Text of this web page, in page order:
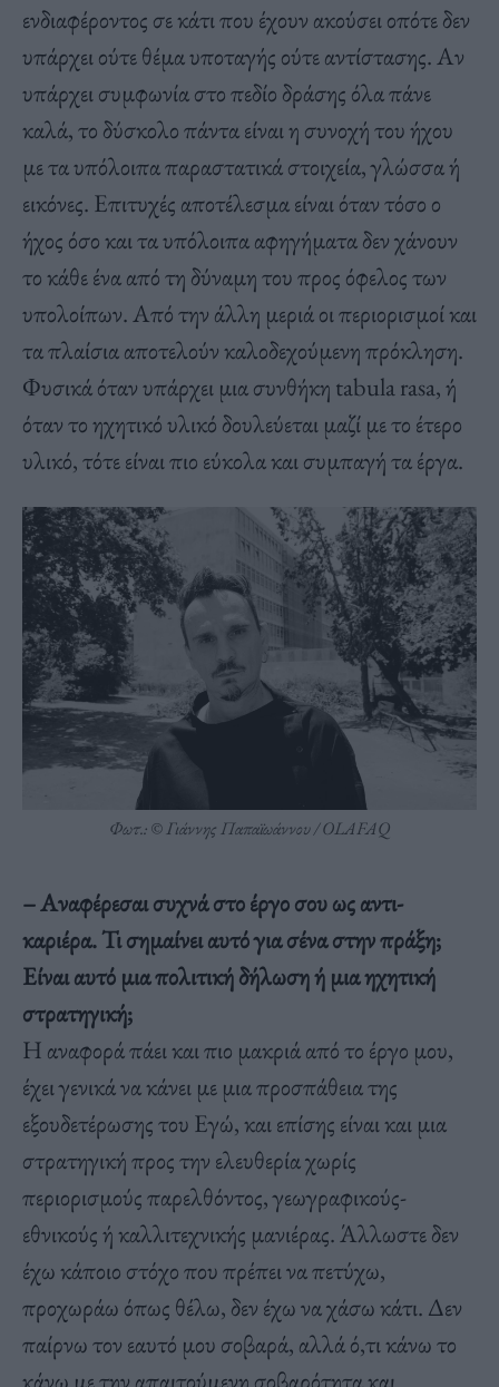
ενδιαφέροντος σε κάτι που έχουν ακούσει οπότε δεν
υπάρχει ούτε θέμα υποταγής ούτε αντίστασης. Αν
υπάρχει συμφωνία στο πεδίο δράσης όλα πάνε
καλά, το δύσκολο πάντα είναι η συνοχή του ήχου
με τα υπόλοιπα παραστατικά στοιχεία, γλώσσα ή
εικόνες. Επιτυχές αποτέλεσμα είναι όταν τόσο ο
ήχος όσο και τα υπόλοιπα αφηγήματα δεν χάνουν
το κάθε ένα από τη δύναμη του προς όφελος των
υπολοίπων. Aπό την άλλη μεριά οι περιορισμοί και
τα πλαίσια αποτελούν καλοδεχούμενη πρόκληση.
Φυσικά όταν υπάρχει μια συνθήκη tabula rasa, ή
όταν το ηχητικό υλικό δουλεύεται μαζί με το έτερο
υλικό, τότε είναι πιο εύκολα και συμπαγή τα έργα.
Φωτ.: © Γιάννης Παπαϊωάννου / OLAFAQ
– Αναφέρεσαι συχνά στο έργο σου ως αντι-
καριέρα. Τι σημαίνει αυτό για σένα στην πράξη;
Είναι αυτό μια πολιτική δήλωση ή μια ηχητική
στρατηγική;
Η αναφορά πάει και πιο μακριά από το έργο μου,
έχει γενικά να κάνει με μια προσπάθεια της
εξουδετέρωσης του Εγώ, και επίσης είναι και μια
στρατηγική προς την ελευθερία χωρίς
περιορισμούς παρελθόντος, γεωγραφικούς-
εθνικούς ή καλλιτεχνικής μανιέρας. Άλλωστε δεν
έχω κάποιο στόχο που πρέπει να πετύχω,
προχωράω όπως θέλω, δεν έχω να χάσω κάτι. Δεν
παίρνω τον εαυτό μου σοβαρά, αλλά ό,τι κάνω το